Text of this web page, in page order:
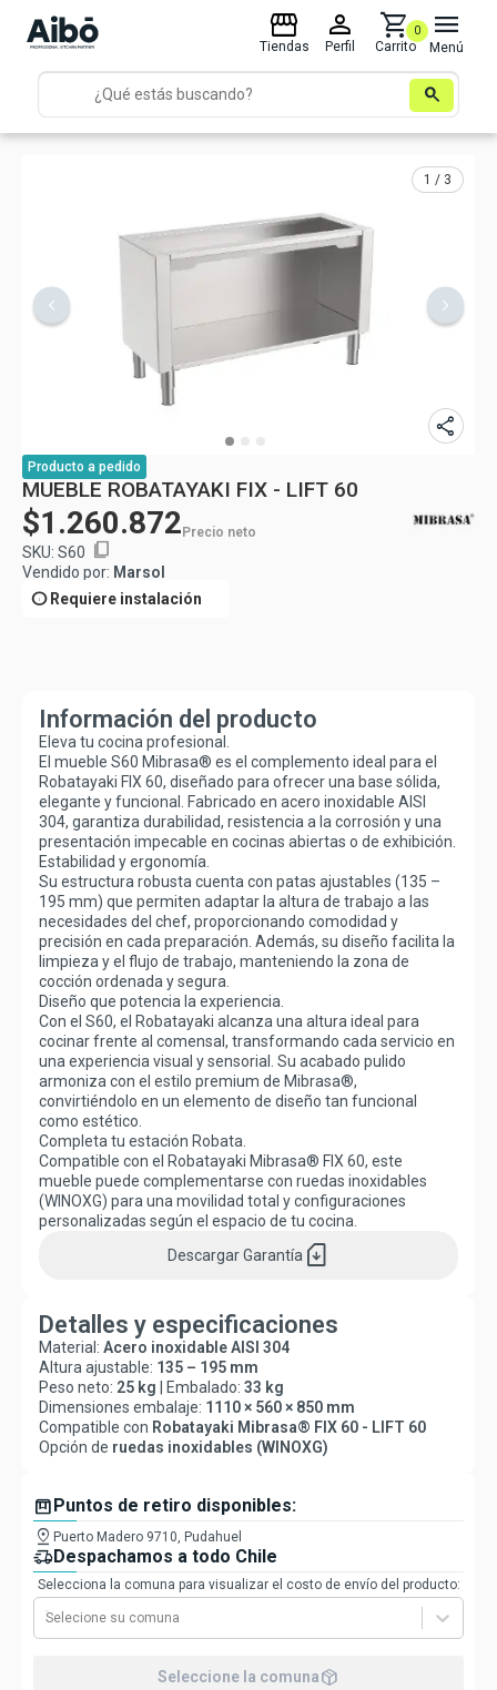
search
storefront
Tiendas
person
Perfil
shopping_cart
Carrito
0 menu
Menú
1 / 3
share
Producto a pedido
MUEBLE ROBATAYAKI FIX - LIFT 60
$1.260.872 Precio neto
info Requiere instalación
SKU: S60 content_copy
Vendido por: Marsol
Información del producto
Eleva tu cocina profesional.
El mueble S60 Mibrasa® es el complemento ideal para el
Robatayaki FIX 60, diseñado para ofrecer una base sólida,
elegante y funcional. Fabricado en acero inoxidable AISI
304, garantiza durabilidad, resistencia a la corrosión y una
presentación impecable en cocinas abiertas o de exhibición.
Estabilidad y ergonomía.
Su estructura robusta cuenta con patas ajustables (135 –
195 mm) que permiten adaptar la altura de trabajo a las
necesidades del chef, proporcionando comodidad y
precisión en cada preparación. Además, su diseño facilita la
limpieza y el flujo de trabajo, manteniendo la zona de
cocción ordenada y segura.
Diseño que potencia la experiencia.
Con el S60, el Robatayaki alcanza una altura ideal para
cocinar frente al comensal, transformando cada servicio en
una experiencia visual y sensorial. Su acabado pulido
armoniza con el estilo premium de Mibrasa®,
convirtiéndolo en un elemento de diseño tan funcional
como estético.
Completa tu estación Robata.
Compatible con el Robatayaki Mibrasa® FIX 60, este
mueble puede complementarse con ruedas inoxidables
(WINOXG) para una movilidad total y configuraciones
personalizadas según el espacio de tu cocina.
DescargarGarantía sim_card_download
Detalles y especificaciones
Material: Acero inoxidable AISI 304
Altura ajustable: 135 – 195 mm
Peso neto: 25 kg | Embalado: 33 kg
Dimensiones embalaje: 1110 × 560 × 850 mm
Compatible con Robatayaki Mibrasa® FIX 60 - LIFT 60
Opción de ruedas inoxidables (WINOXG)
boxPuntos de retiro disponibles:
pin_drop Puerto Madero 9710, Pudahuel
delivery_truck_speedDespachamos a todo Chile
Selecciona la comuna para visualizar el costo de envío del producto:
Selecione su comuna
Seleccione la comunapackage_2